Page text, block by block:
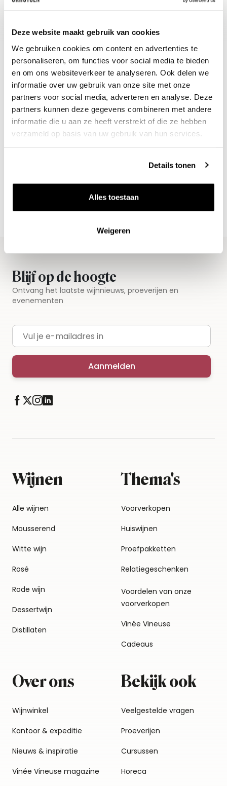
Deze website maakt gebruik van cookies
We gebruiken cookies om content en advertenties te
personaliseren, om functies voor social media te bieden
en om ons websiteverkeer te analyseren. Ook delen we
informatie over uw gebruik van onze site met onze
partners voor social media, adverteren en analyse. Deze
partners kunnen deze gegevens combineren met andere
informatie die u aan ze heeft verstrekt of die ze hebben
verzameld op basis van uw gebruik van hun services.
Details tonen
Alles toestaan
Weigeren
Alle wijnen direct van de wijnboer
Gratis thuisbezorgd vanaf €115,00
Iedere wijn per fles te bestellen
Blijf op de hoogte
Ontvang het laatste wijnnieuws, proeverijen en
evenementen
E-mailadres
Aanmelden
Wijnen
Alle wijnen
Mousserend
Witte wijn
Rosé
Rode wijn
Dessertwijn
Distillaten
Thema's
Voorverkopen
Huiswijnen
Proefpakketten
Relatiegeschenken
Voordelen van onze
voorverkopen
Vinée Vineuse
Cadeaus
Over ons
Wijnwinkel
Kantoor & expeditie
Nieuws & inspiratie
Vinée Vineuse magazine
Bekijk ook
Veelgestelde vragen
Proeverijen
Cursussen
Horeca